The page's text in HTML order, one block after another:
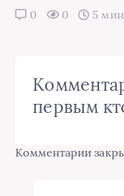
0 0 5
первым
Комментарии